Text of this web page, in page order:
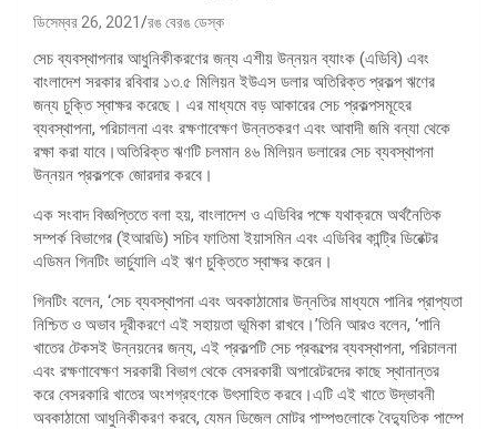
ডিসেম্বর 26, 2021 রঙ বেরঙ ডেস্ক
সেচ ব্যবস্থাপনার আধুনিকীকরণের জন্য এশীয় উন্নয়ন ব্যাংক (এডিবি) এবং
বাংলাদেশ সরকার রবিবার ১৩.৫ মিলিয়ন ইউএস ডলার অতিরিক্ত প্রকল্প ঋণের
জন্য চুক্তি স্বাক্ষর করেছে। এর মাধ্যমে বড় আকারের সেচ প্রকল্পসমূহের
ব্যবস্থাপনা, পরিচালনা এবং রক্ষণাবেক্ষণ উন্নতকরণ এবং আবাদী জমি বন্যা থেকে
রক্ষা করা যাবে।অতিরিক্ত ঋণটি চলমান ৪৬ মিলিয়ন ডলারের সেচ ব্যবস্থাপনা
উন্নয়ন প্রকল্পকে জোরদার করবে।
এক সংবাদ বিজ্ঞপ্তিতে বলা হয়, বাংলাদেশ ও এডিবির পক্ষে যথাক্রমে অর্থনৈতিক
সম্পর্ক বিভাগের (ইআরডি) সচিব ফাতিমা ইয়াসমিন এবং এডিবির কান্ট্রি ডিরেক্টর
এডিমন গিনটিং ভার্চুযালি এই ঋণ চুক্তিতে স্বাক্ষর করেন।
গিনটিং বলেন, ‘সেচ ব্যবস্থাপনা এবং অবকাঠামোর উন্নতির মাধ্যমে পানির প্রাপ্যতা
নিশ্চিত ও অভাব দূরীকরণে এই সহায়তা ভূমিকা রাখবে।’তিনি আরও বলেন, ‘পানি
খাতের টেকসই উন্নয়নের জন্য, এই প্রকল্পটি সেচ প্রকল্পের ব্যবস্থাপনা, পরিচালনা
এবং রক্ষণাবেক্ষণ সরকারী বিভাগ থেকে বেসরকারী অপারেটরদের কাছে স্থানান্তর
করে বেসরকারি খাতের অংশগ্রহণকে উৎসাহিত করবে।এটি এই খাতে উদ্ভাবনী
অবকাঠামো আধুনিকীকরণ করবে, যেমন ডিজেল মোটর পাম্পগুলোকে বৈদ্যুতিক পাম্পে